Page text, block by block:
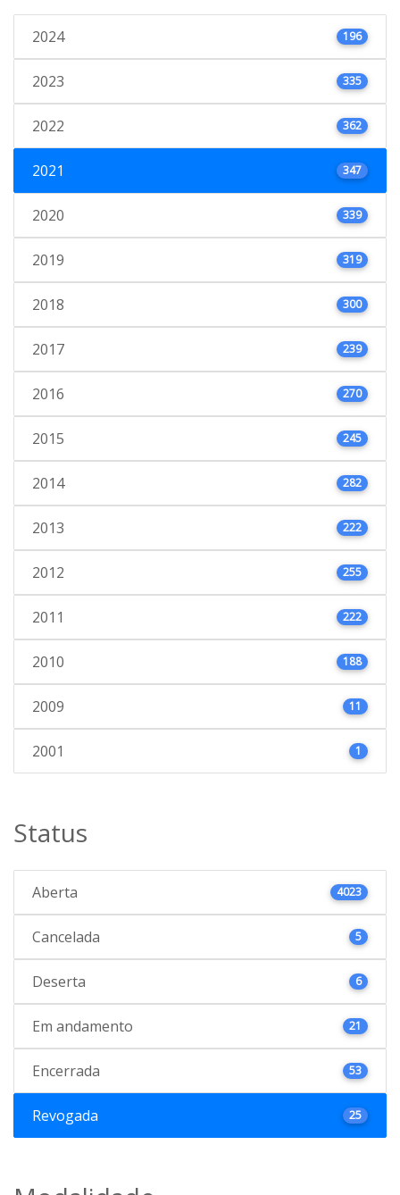
2024 196
2023 335
2022 362
2021 347
2020 339
2019 319
2018 300
2017 239
2016 270
2015 245
2014 282
2013 222
2012 255
2011 222
2010 188
2009 11
2001 1
Status
Aberta 4023
Cancelada 5
Deserta 6
Em andamento 21
Encerrada 53
Revogada 25